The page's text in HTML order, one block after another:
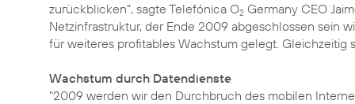
zurückblicken", sagte Telefónica O2 Germany CEO
Netzinfrastruktur, der Ende 2009 abgeschlossen sein
für weiteres profitables Wachstum gelegt. Gleichzeitig
Wachstum durch Datendienste
"2009 werden wir den Durchbruch des mobilen